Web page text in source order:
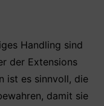
Handling sind
der Extensions
ist es sinnvoll, die
damit sie